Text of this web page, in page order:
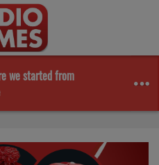
we started from